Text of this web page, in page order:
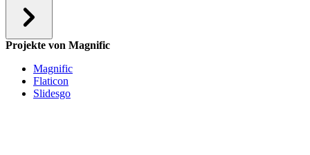
Projekte von Magnific
Magnific
Flaticon
Slidesgo